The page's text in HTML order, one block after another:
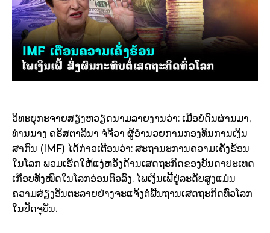
ວິທະຍຸກະຈາຍສຽງຫວຽດນາມລາຍງານວ່າ: ເມື່ອບໍ່ດົນຜ່ານມາ,
ທ່ານນາງ ຄຣິສຕາລິນາ ຈໍຈີວາ ຜູ້ອຳນວຍການກອງທຶນການເງິນ
ສາກົນ (IMF) ໄດ້ກ່າວເຕືອນວ່າ: ສະຖານະການຄວາມເຄັ່ງຮ້ອນ
ໃນໂລກ ພວມເຮັດໃຫ້ແງ່ຫວັງດ້ານເສດຖະກິດຂອງບັນດາປະເທດ
ເກືອບທັງໝົດໃນໂລກອ່ອນຕົວລົງ. ໄພເງິນເຟີ້ຢູ່ລະດັບສູງແມ່ນ
ຄວາມສ່ຽງອັນຕະລາຍຢ່າງຈະແຈ້ງຕໍ່ພື້ນຖານເສດຖະກິດທົ່ວໂລກ
ໃນປັດຈຸບັນ.